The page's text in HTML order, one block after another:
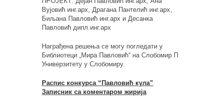
Вујовић инг.арх, Драгана Пантелић инг.арх,
Биљана Павловић инг.арх и Десанка
Павловић дипл.инг.арх
Награђена решења се могу погледати у
Библиотеци „Мира Павловић“ на Слобомир П
Универзитету у Слобомиру.
Распис конкурса “Павловић кула”
Записник са коментаром жирија